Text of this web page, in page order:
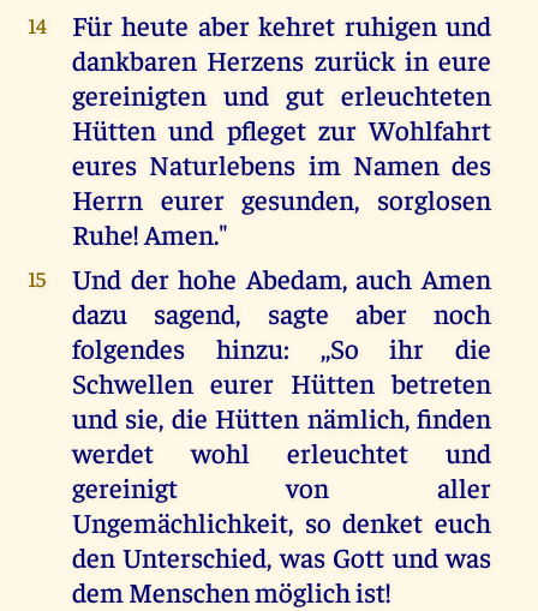
14
Für heute aber kehret ruhigen und
dankbaren Herzens zurück in eure
gereinigten und gut erleuchteten
Hütten und pfleget zur Wohlfahrt
eures Naturlebens im Namen des
Herrn eurer gesunden, sorglosen
Ruhe! Amen."
15
Und der hohe Abedam, auch Amen
dazu sagend, sagte aber noch
folgendes hinzu: ,,So ihr die
Schwellen eurer Hütten betreten
und sie, die Hütten nämlich, finden
werdet wohl erleuchtet und
gereinigt von aller
Ungemächlichkeit, so denket euch
den Unterschied, was Gott und was
dem Menschen möglich ist!